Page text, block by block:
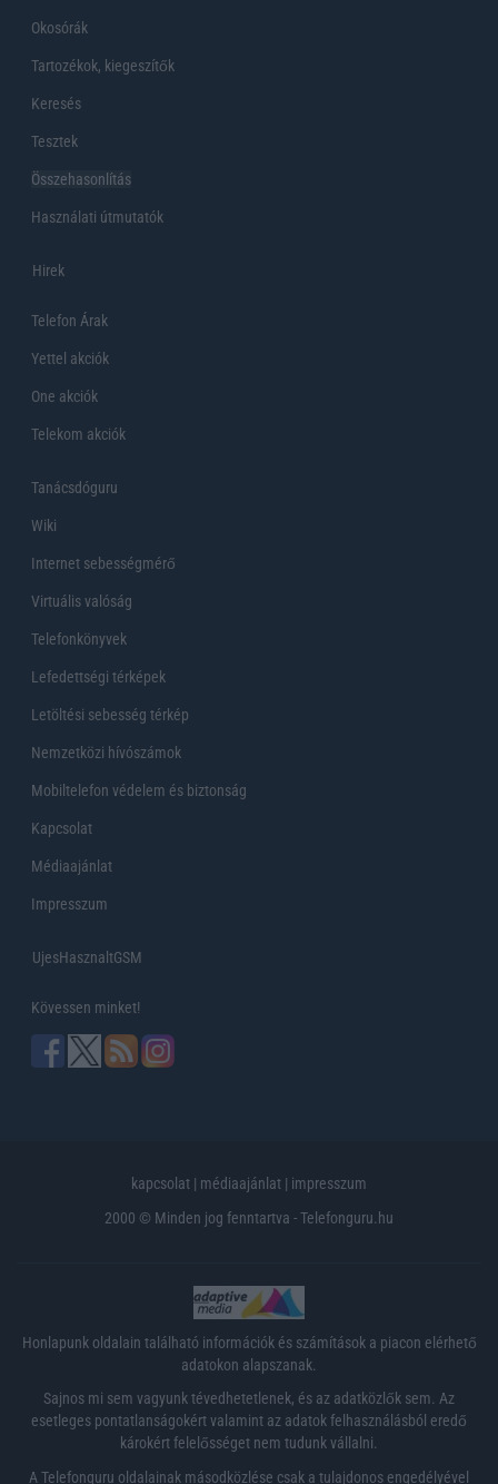
Okosórák
Tartozékok, kiegeszítők
Keresés
Tesztek
Összehasonlítás
Használati útmutatók
Hirek
Telefon Árak
Yettel akciók
One akciók
Telekom akciók
Tanácsdóguru
Wiki
Internet sebességmérő
Virtuális valóság
Telefonkönyvek
Lefedettségi térképek
Letöltési sebesség térkép
Nemzetközi hívószámok
Mobiltelefon védelem és biztonság
Kapcsolat
Médiaajánlat
Impresszum
UjesHasznaltGSM
Kövessen minket!
kapcsolat | médiaajánlat | impresszum
2000 © Minden jog fenntartva - Telefonguru.hu
Honlapunk oldalain található információk és számítások a piacon elérhető
adatokon alapszanak.
Sajnos mi sem vagyunk tévedhetetlenek, és az adatközlők sem. Az
esetleges pontatlanságokért valamint az adatok felhasználásból eredő
károkért felelősséget nem tudunk vállalni.
A Telefonguru oldalainak másodközlése csak a tulajdonos engedélyével